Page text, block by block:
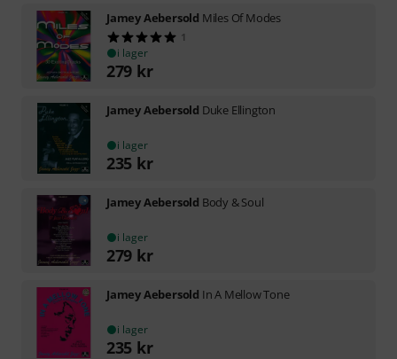
Jamey Aebersold Miles Of Modes
1
i lager
279 kr
Jamey Aebersold Duke Ellington
i lager
235 kr
Jamey Aebersold Body & Soul
i lager
279 kr
Jamey Aebersold In A Mellow Tone
i lager
235 kr